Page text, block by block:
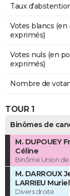
Taux
Votes blancs
exprimés)
Votes nuls (en
exprimés)
Nombre de
TOUR 1
Binômes de
M. DUPOUEY
Céline
Binôme Union de
M. DARROUX
LARRIEU Muriel
Divers droite